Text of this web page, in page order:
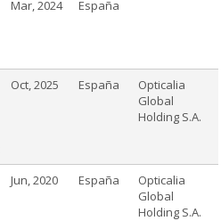
Mar, 2024 España
Oct, 2025 España
Opticalia
Global
Holding S.A.
Jun, 2020 España
Opticalia
Global
Holding S.A.